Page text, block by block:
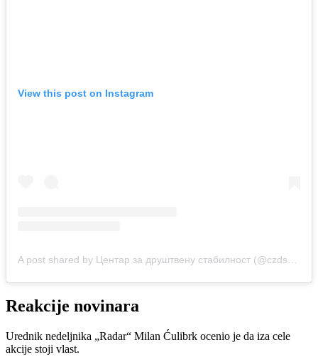
View this post on Instagram
Reakcije novinara
Urednik nedeljnika „Radar“ Milan Ćulibrk ocenio je da iza cele
akcije stoji vlast.